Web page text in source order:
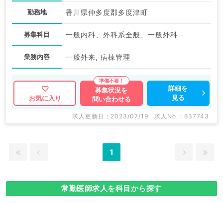
勤務地 香川県仲多度郡多度津町
募集科目 一般内科、外科系全般、一般外科
業務内容 一般外来, 病棟管理
お気に入り
募集状況を
問い合わせる
詳細を
見る
求人更新日 : 2023/07/19 求人No. : 637743
1
常勤医師求人を科目から探す